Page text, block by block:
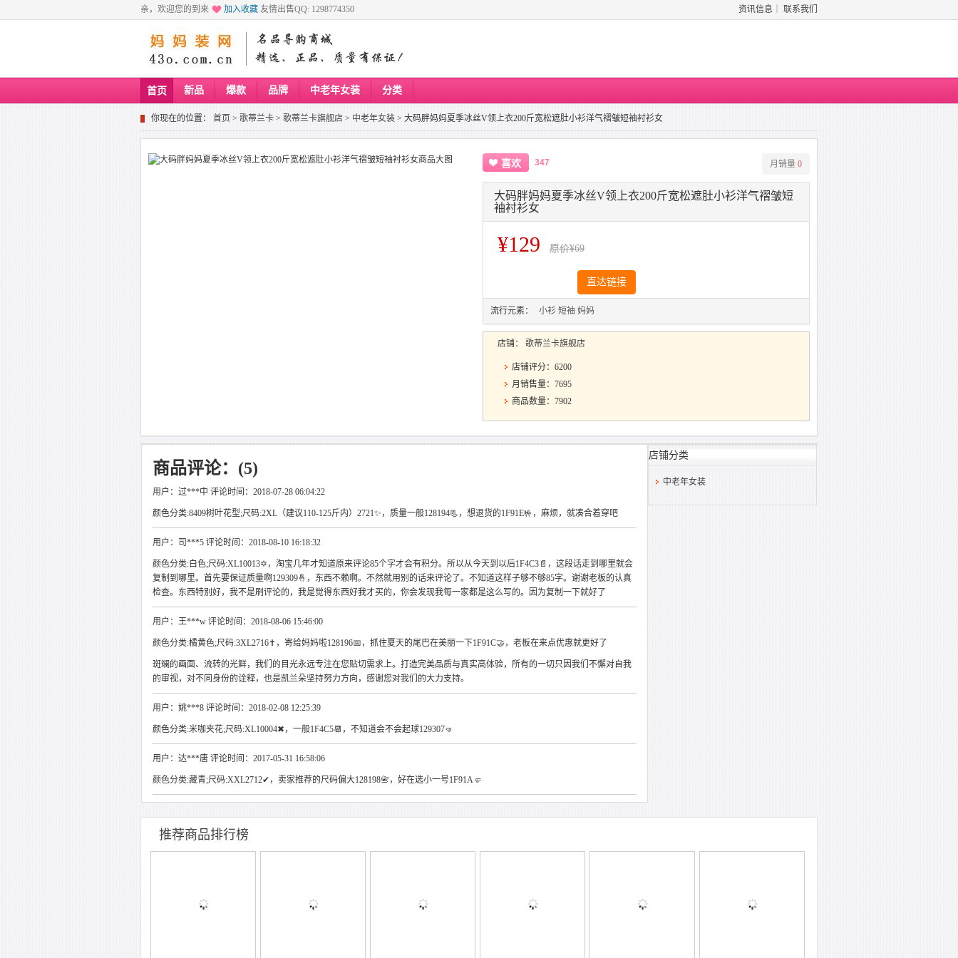
亲，欢迎您的到来 加入收藏 友情出售QQ: 1298774350 资讯信息 联系我们
首页 新品 爆款 品牌 中老年女装 分类
你现在的位置： 首页 > 歌蒂兰卡 > 歌蒂兰卡旗舰店 > 中老年女装 > 大码胖妈妈夏季冰丝V领上衣200斤宽松遮肚小衫洋气褶皱短袖衬衫女
喜欢 347 月销量 0
大码胖妈妈夏季冰丝V领上衣200斤宽松遮肚小衫洋气褶皱短
袖衬衫女
¥129 原价¥69
直达链接
流行元素： 小衫 短袖 妈妈
店铺： 歌蒂兰卡旗舰店
店铺评分：6200
月销售量：7695
商品数量：7902
商品评论：(5)
用户：过***中 评论时间：2018-07-28 06:04:22
颜色分类:8409树叶花型;尺码:2XL（建议110-125斤内）2721✨，质量一般128194📃，想退货的1F91E🤟，麻烦，就凑合着穿吧
用户：司***5 评论时间：2018-08-10 16:18:32
颜色分类:白色;尺码:XL10013✡，淘宝几年才知道原来评论85个字才会有积分。所以从今天到以后1F4C3📄，这段话走到哪里就会
复制到哪里。首先要保证质量啊129309🤞，东西不赖啊。不然就用别的话来评论了。不知道这样子够不够85字。谢谢老板的认真
检查。东西特别好，我不是刷评论的，我是觉得东西好我才买的，你会发现我每一家都是这么写的。因为复制一下就好了
用户：王***w 评论时间：2018-08-06 15:46:00
颜色分类:橘黄色;尺码:3XL2716✝，寄给妈妈啦128196📅，抓住夏天的尾巴在美丽一下1F91C🤝，老板在来点优惠就更好了
斑斓的画面、流转的光鲜，我们的目光永远专注在您贴切需求上。打造完美品质与真实高体验，所有的一切只因我们不懈对自我
的审视，对不同身份的诠释，也是凯兰朵坚持努力方向，感谢您对我们的大力支持。
用户：姚***8 评论时间：2018-02-08 12:25:39
颜色分类:米咖夹花;尺码:XL10004✖，一般1F4C5📆，不知道会不会起球129307🤜
用户：达***唐 评论时间：2017-05-31 16:58:06
颜色分类:藏青;尺码:XXL2712✔，卖家推荐的尺码偏大128198📇，好在选小一号1F91A🤛
店铺分类
中老年女装
推荐商品排行榜